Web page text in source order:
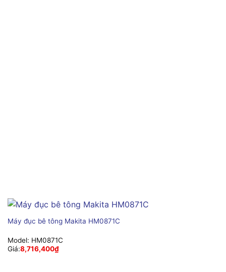
Máy đục bê tông Makita HM0871C
Model: HM0871C
Giá:8,716,400₫